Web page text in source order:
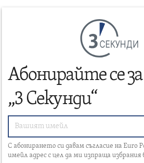
СЕКУНДИ
Абонирайте се за
„3 Секунди“
С абонирането си давам съгласие на Euro
имейл адрес с цел да ми изпраща